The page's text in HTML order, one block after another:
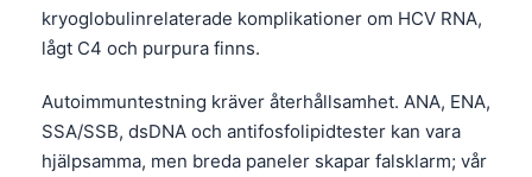
kryoglobulinrelaterade komplikationer om HCV RNA,
lågt C4 och purpura finns.
Autoimmuntestning kräver återhållsamhet. ANA, ENA,
SSA/SSB, dsDNA och antifosfolipidtester kan vara
hjälpsamma, men breda paneler skapar falsklarm; vår
Հայերեն
Íslenska
Bosanski
Azərbaycan dili